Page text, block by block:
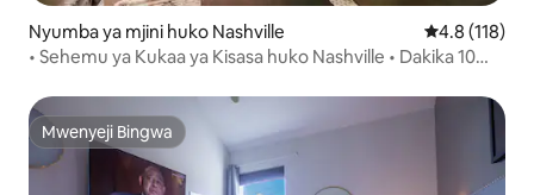
Nyumba ya mjini huko Nashville Ukadiriaji wa
4.8 (118)
• Sehemu ya Kukaa ya Kisasa huko Nashville • Dakika 10
Mwenyeji Bingwa
Mwenyeji Bingwa